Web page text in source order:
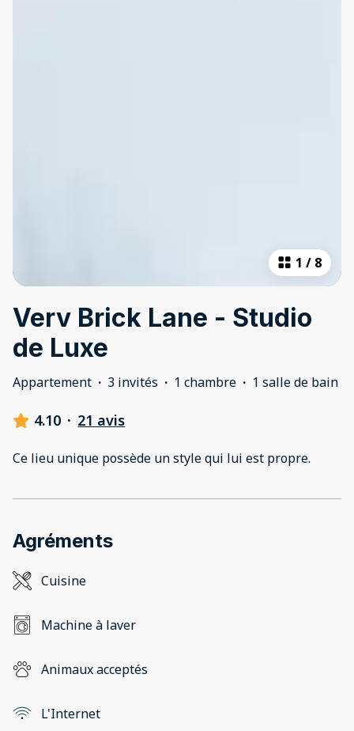
1 / 8
Verv Brick Lane - Studio
de Luxe
Appartement · 3 invités · 1 chambre · 1 salle de bain
4.10 · 21 avis
Ce lieu unique possède un style qui lui est propre.
Agréments
Cuisine
Machine à laver
Animaux acceptés
L'Internet